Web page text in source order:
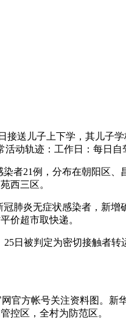
送儿子上下学，其儿子
动轨迹：工作日：每日自
者21例，分布在朝阳区
西三区。
肺炎无症状感染者，新
价超市取快递。
日被判定为密切接触者
官方帐号关注资料图。
控区，全村为防范区。